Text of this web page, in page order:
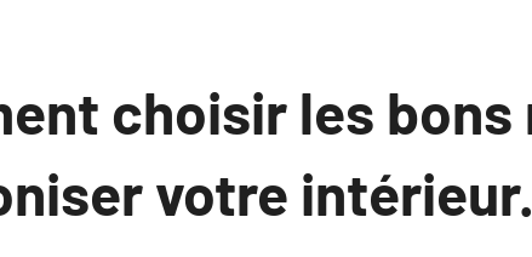
choisir les
votre intérieur.